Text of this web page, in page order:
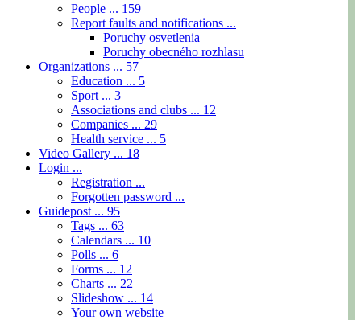
People ... 159
Report faults and notifications ...
Poruchy osvetlenia
Poruchy obecného rozhlasu
Organizations ... 57
Education ... 5
Sport ... 3
Associations and clubs ... 12
Companies ... 29
Health service ... 5
Video Gallery ... 18
Login ...
Registration ...
Forgotten password ...
Guidepost ... 95
Tags ... 63
Calendars ... 10
Polls ... 6
Forms ... 12
Charts ... 22
Slideshow ... 14
Your own website